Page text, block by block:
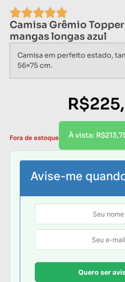
Camisa Grêmio
mangas longas azul
Camisa em perfeito estado,
56×75 cm.
R$
À vista: R$
Fora de estoque
Avise-me